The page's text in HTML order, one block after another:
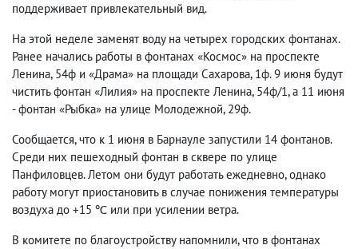
поддерживает привлекательный вид.
На этой неделе заменят воду на четырех городских фонтанах.
Ранее начались работы в фонтанах «Космос» на проспекте
Ленина, 54ф и «Драма» на площади Сахарова, 1ф. 9 июня будут
чистить фонтан «Лилия» на проспекте Ленина, 54ф/1, а 11 июня
- фонтан «Рыбка» на улице Молодежной, 29ф.
Сообщается, что к 1 июня в Барнауле запустили 14 фонтанов.
Среди них пешеходный фонтан в сквере по улице
Панфиловцев. Летом они будут работать ежедневно, однако
работу могут приостановить в случае понижения температуры
воздуха до +15 ℃ или при усилении ветра.
В комитете по благоустройству напомнили, что в фонтанах